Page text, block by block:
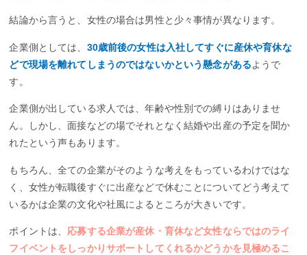
結論から言うと、女性の場合は男性と少々事情が異なります。
企業側としては、 30歳前後の女性は入社してすぐに産休や育休な
どで現場を離れてしまうのではないかという懸念があるようで
す。
企業側が出している求人では、年齢や性別での縛りはありませ
ん。しかし、面接などの場でそれとなく結婚や出産の予定を聞か
れたという声もあります。
もちろん、全ての企業がそのような考えをもっているわけではな
く、女性が転職後すぐに出産などで休むことについてどう考えて
いるかは企業の文化や社風によるところが大きいです。
ポイントは、 応募する企業が産休・育休など女性ならではのライ
フイベントをしっかりサポートしてくれるかどうかを見極めるこ